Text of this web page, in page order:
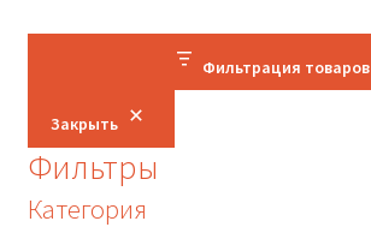
Фильтрация товаров
Закрыть
Фильтры
Категория